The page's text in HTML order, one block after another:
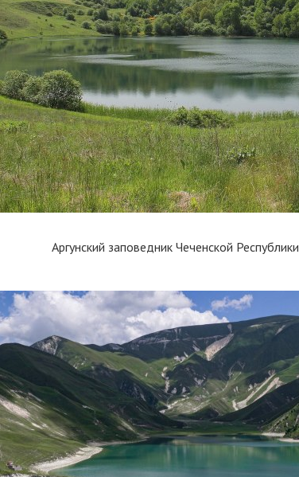
Аргунский заповедник Чеченской Республики